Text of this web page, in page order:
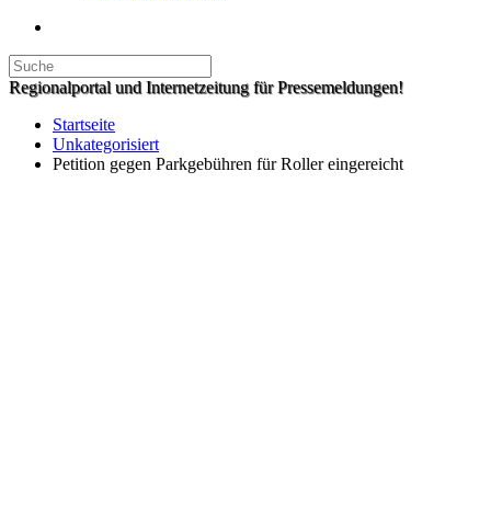
Regionalportal und Internetzeitung für Pressemeldungen!
Startseite
Unkategorisiert
Petition gegen Parkgebühren für Roller eingereicht